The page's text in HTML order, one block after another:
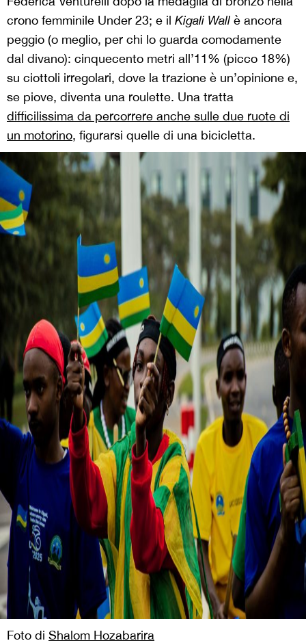
crono femminile Under 23; e il Kigali Wall è ancora
peggio (o meglio, per chi lo guarda comodamente
dal divano): cinquecento metri all’11% (picco 18%)
su ciottoli irregolari, dove la trazione è un’opinione e,
se piove, diventa una roulette. Una tratta
difficilissima da percorrere anche sulle due ruote di
un motorino, figurarsi quelle di una bicicletta.
Foto di Shalom Hozabarira